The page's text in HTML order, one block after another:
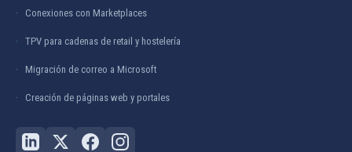
Conexiones con Marketplaces
TPV para cadenas de retail y hostelería
Migración de correo a Microsoft
Creación de páginas web y portales